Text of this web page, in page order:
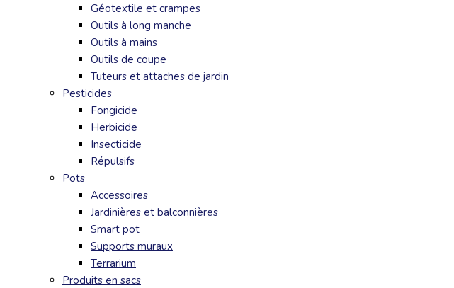
Géotextile et crampes
Outils à long manche
Outils à mains
Outils de coupe
Tuteurs et attaches de jardin
Pesticides
Fongicide
Herbicide
Insecticide
Répulsifs
Pots
Accessoires
Jardinières et balconnières
Smart pot
Supports muraux
Terrarium
Produits en sacs